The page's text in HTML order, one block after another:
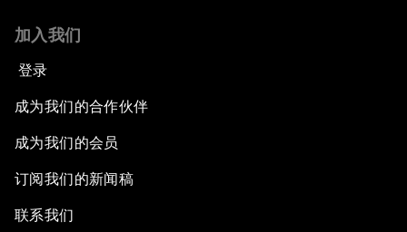
加入我们
登录
成为我们的合作伙伴
成为我们的会员
订阅我们的新闻稿
联系我们